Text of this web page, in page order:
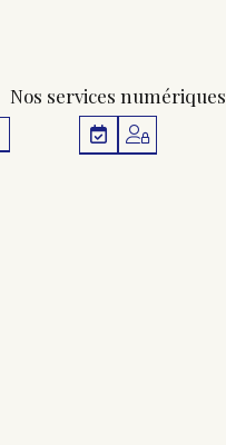
Nos services numériques